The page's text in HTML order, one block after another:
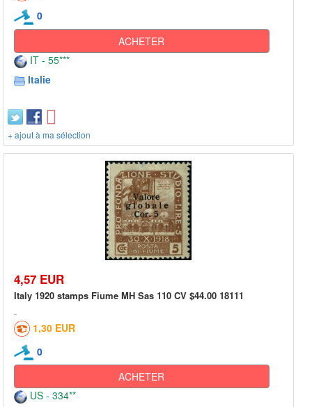
0
ACHETER
IT - 55***
Italie
+ ajout à ma sélection
4,57 EUR
Italy 1920 stamps Fiume MH Sas 110 CV $44.00 18111
1,30 EUR
0
ACHETER
US - 334**